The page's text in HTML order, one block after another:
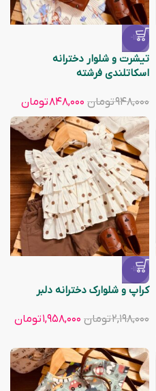
-11%
تیشرت و شلوار دخترانه
اسکاتلندی فرشته
۹۴۸,۰۰۰تومان ۸۴۸,۰۰۰تومان
-11%
کراپ و شلوارک دخترانه دلبر
۲,۱۹۸,۰۰۰تومان ۱,۹۵۸,۰۰۰تومان